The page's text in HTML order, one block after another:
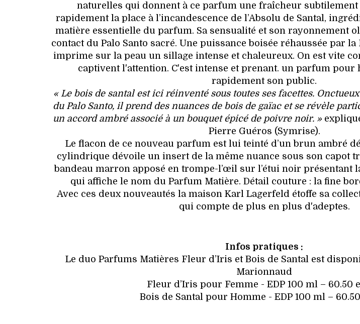
naturelles qui donnent à ce parfum une fraîcheur subtilement
rapidement la place à l’incandescence de l’Absolu de Santal,
matière essentielle du parfum. Sa sensualité et son rayonnement
contact du Palo Santo sacré. Une puissance boisée réhaussée par la
imprime sur la peau un sillage intense et chaleureux. On est vite
captivent l'attention. C'est intense et prenant. un parfum
rapidement son public.
« Le bois de santal est ici réinventé sous toutes ses facettes.
du Palo Santo, il prend des nuances de bois de gaïac et se révèle
un accord ambré associé à un bouquet épicé de poivre noir. »
Pierre Guéros (Symrise).
Le flacon de ce nouveau parfum est lui teinté d’un brun ambré
cylindrique dévoile un insert de la même nuance sous son capot
bandeau marron apposé en trompe-l’œil sur l’étui noir présentant
qui affiche le nom du Parfum Matière. Détail couture : la fine
Avec ces deux nouveautés la maison Karl Lagerfeld étoffe sa
qui compte de plus en plus d'adeptes.
Infos pratiques :
Le duo Parfums Matières Fleur d’Iris et Bois de Santal est
Marionnaud
Fleur d’Iris pour Femme - EDP 100 ml – 60.50
Bois de Santal pour Homme - EDP 100 ml –